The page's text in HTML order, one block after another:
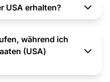
USA erhalten?
während ich
(USA)